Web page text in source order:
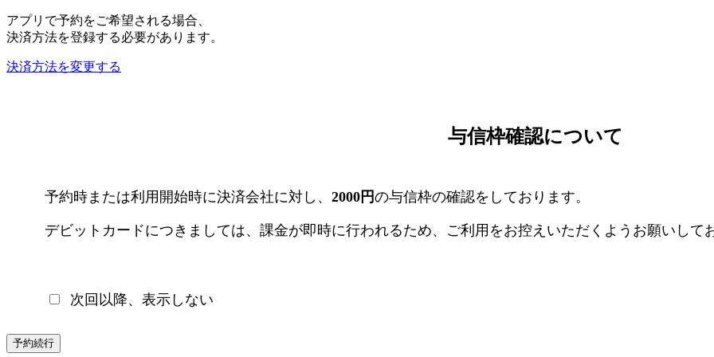
アプリで予約をご希望される場合、
決済方法を登録する必要があります。
決済方法を変更する
与信枠確認について
予約時または利用開始時に決済会社に対し、 2000円の与信枠の確認をしております。
デビットカードにつきましては、課金が即時に行われるため、ご利用をお控えいただくようお願いして
次回以降、表示しない
予約続行